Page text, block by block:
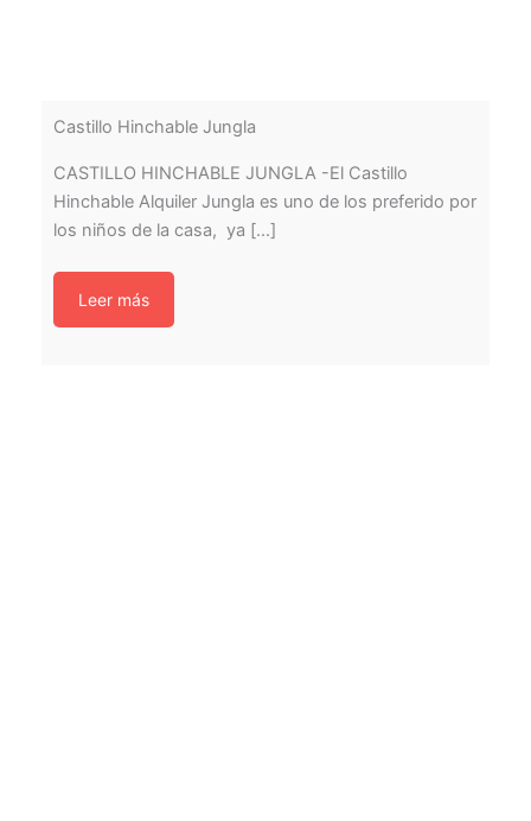
Castillo Hinchable Jungla
CASTILLO HINCHABLE JUNGLA -El Castillo
Hinchable Alquiler Jungla es uno de los preferido por
los niños de la casa, ya [...]
Leer más